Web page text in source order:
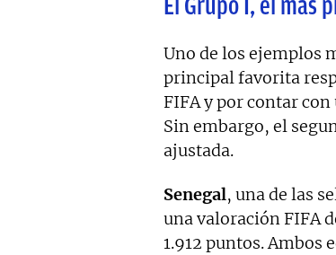
El Grupo I, el más
Uno de los ejemplos
principal favorita
FIFA y por contar
Sin embargo, el
ajustada.
Senegal, una de las
una valoración FIFA
1.912 puntos. Ambos